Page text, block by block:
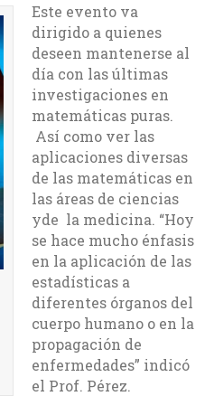
Este evento va
dirigido a quienes
deseen mantenerse al
día con las últimas
investigaciones en
matemáticas puras.
Así como ver las
aplicaciones diversas
de las matemáticas en
las áreas de ciencias
yde la medicina. “Hoy
se hace mucho énfasis
en la aplicación de las
estadísticas a
diferentes órganos del
cuerpo humano o en la
propagación de
enfermedades” indicó
el Prof. Pérez.